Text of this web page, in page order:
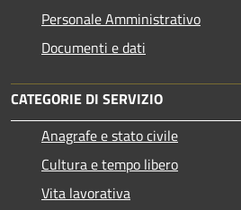
Personale Amministrativo
Documenti e dati
CATEGORIE DI SERVIZIO
Anagrafe e stato civile
Cultura e tempo libero
Vita lavorativa